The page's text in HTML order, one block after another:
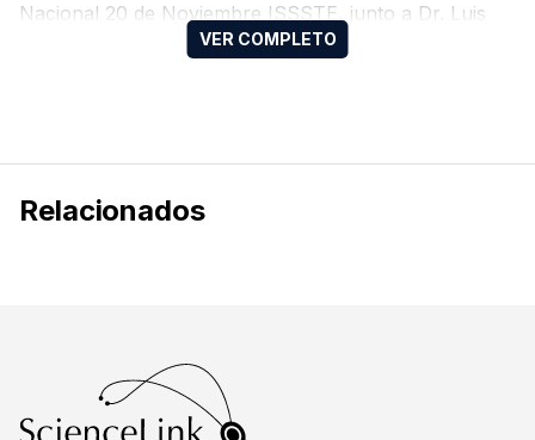
Nacional 20 de Noviembre ISSSTE, junto a Dr. Luis
Meillón García, hematólogo, adscrito al Centro Médico
Relacionados